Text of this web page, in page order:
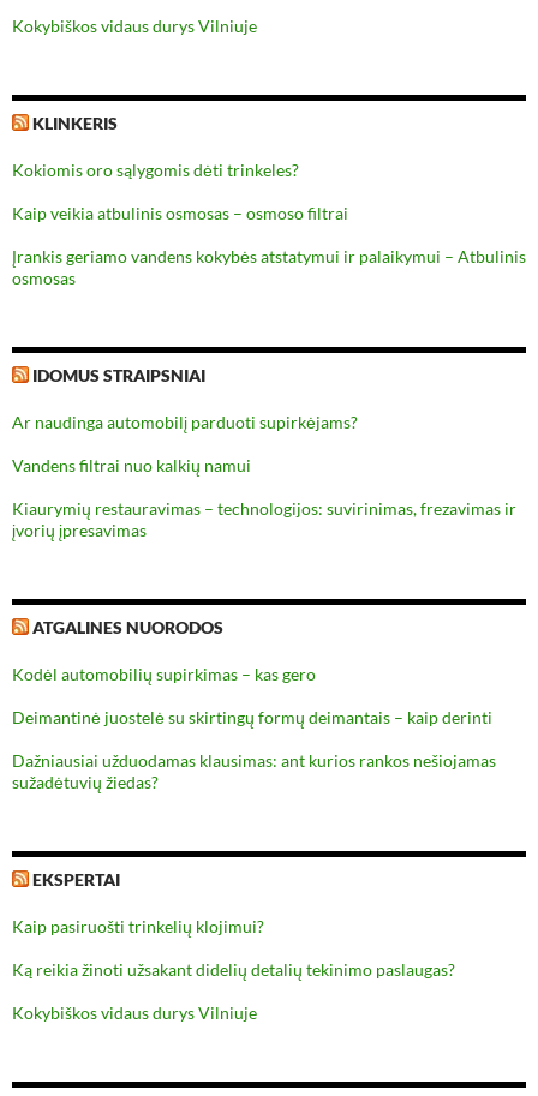
Kokybiškos vidaus durys Vilniuje
KLINKERIS
Kokiomis oro sąlygomis dėti trinkeles?
Kaip veikia atbulinis osmosas – osmoso filtrai
Įrankis geriamo vandens kokybės atstatymui ir palaikymui – Atbulinis
osmosas
IDOMUS STRAIPSNIAI
Ar naudinga automobilį parduoti supirkėjams?
Vandens filtrai nuo kalkių namui
Kiaurymių restauravimas – technologijos: suvirinimas, frezavimas ir
įvorių įpresavimas
ATGALINES NUORODOS
Kodėl automobilių supirkimas – kas gero
Deimantinė juostelė su skirtingų formų deimantais – kaip derinti
Dažniausiai užduodamas klausimas: ant kurios rankos nešiojamas
sužadėtuvių žiedas?
EKSPERTAI
Kaip pasiruošti trinkelių klojimui?
Ką reikia žinoti užsakant didelių detalių tekinimo paslaugas?
Kokybiškos vidaus durys Vilniuje